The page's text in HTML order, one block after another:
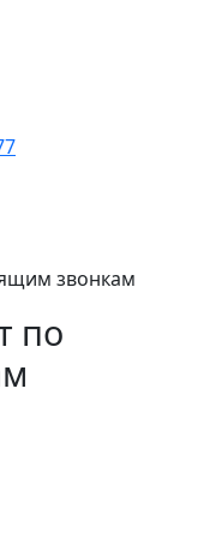
звонкам
по